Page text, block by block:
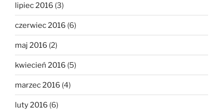
lipiec 2016 (3)
czerwiec 2016 (6)
maj 2016 (2)
kwiecień 2016 (5)
marzec 2016 (4)
luty 2016 (6)